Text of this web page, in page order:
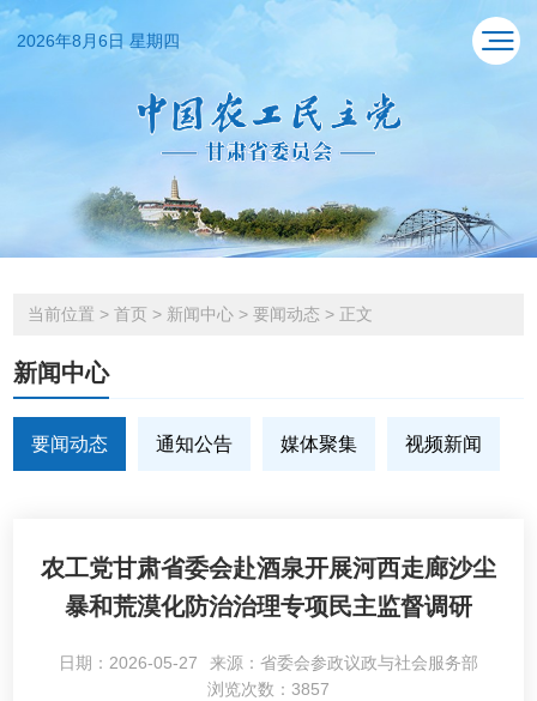
2026年8月6日 星期四
当前位置 > 首页 > 新闻中心 > 要闻动态 > 正文
新闻中心
要闻动态 通知公告 媒体聚集 视频新闻
农工党甘肃省委会赴酒泉开展河西走廊沙尘
暴和荒漠化防治治理专项民主监督调研
日期：2026-05-27
来源：省委会参政议政与社会服务部
浏览次数：3857